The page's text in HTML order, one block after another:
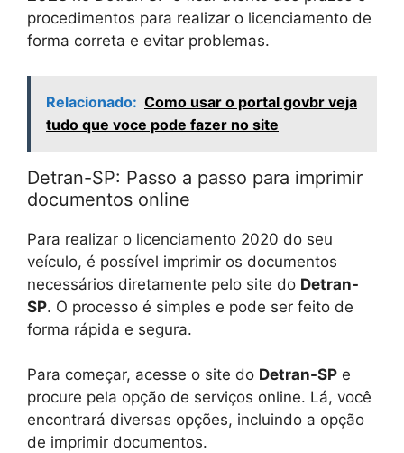
procedimentos para realizar o licenciamento de
forma correta e evitar problemas.
Relacionado: Como usar o portal govbr veja
tudo que voce pode fazer no site
Detran-SP: Passo a passo para imprimir
documentos online
Para realizar o licenciamento 2020 do seu
veículo, é possível imprimir os documentos
necessários diretamente pelo site do Detran-
SP. O processo é simples e pode ser feito de
forma rápida e segura.
Para começar, acesse o site do Detran-SP e
procure pela opção de serviços online. Lá, você
encontrará diversas opções, incluindo a opção
de imprimir documentos.